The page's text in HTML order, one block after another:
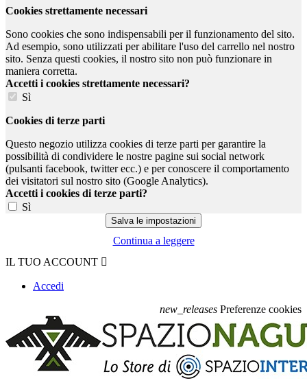
Cookies strettamente necessari
Sono cookies che sono indispensabili per il funzionamento del sito.
Ad esempio, sono utilizzati per abilitare l'uso del carrello nel nostro
sito. Senza questi cookies, il nostro sito non può funzionare in
maniera corretta.
Accetti i cookies strettamente necessari?
Sì
Cookies di terze parti
Questo negozio utilizza cookies di terze parti per garantire la
possibilità di condividere le nostre pagine sui social network
(pulsanti facebook, twitter ecc.) e per conoscere il comportamento
dei visitatori sul nostro sito (Google Analytics).
Accetti i cookies di terze parti?
Sì
Continua a leggere
IL TUO ACCOUNT 
Accedi
new_releases Preferenze cookies